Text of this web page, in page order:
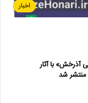
اخبار
آذرخش» با آثار
منتشر شد